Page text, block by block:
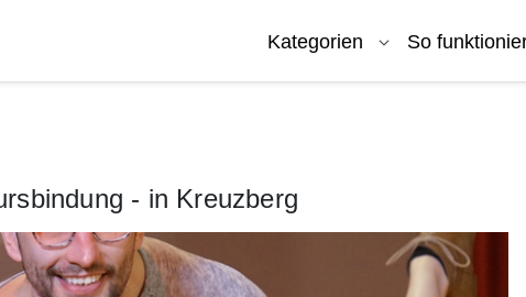
Kategorien So
- in Kreuzberg